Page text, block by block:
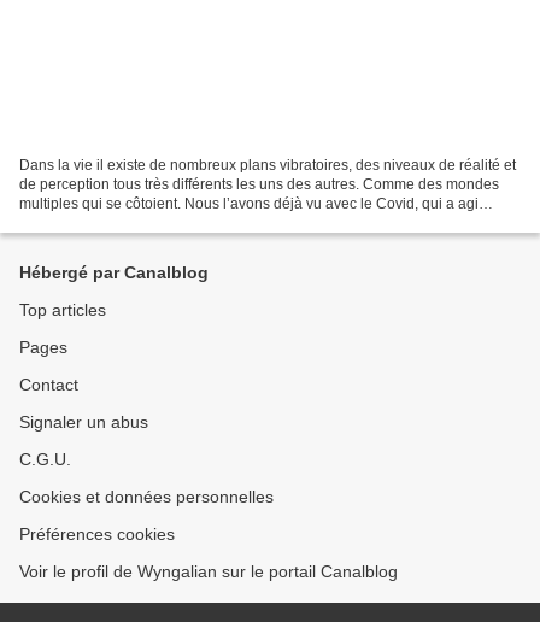
Dans la vie il existe de nombreux plans vibratoires, des niveaux de réalité et
de perception tous très différents les uns des autres. Comme des mondes
multiples qui se côtoient. Nous l’avons déjà vu avec le Covid, qui a agi
Hébergé par Canalblog
Top articles
Pages
Contact
Signaler un abus
C.G.U.
Cookies et données personnelles
Préférences cookies
Voir le profil de Wyngalian sur le portail Canalblog